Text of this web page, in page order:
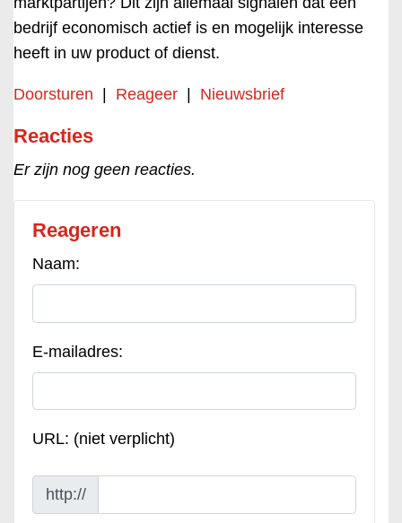
bedrijf economisch actief is en mogelijk interesse
heeft in uw product of dienst.
Doorsturen Reageer Nieuwsbrief
Reacties
Er zijn nog geen reacties.
Reageren
Naam:
E-mailadres:
URL: (niet verplicht)
http://